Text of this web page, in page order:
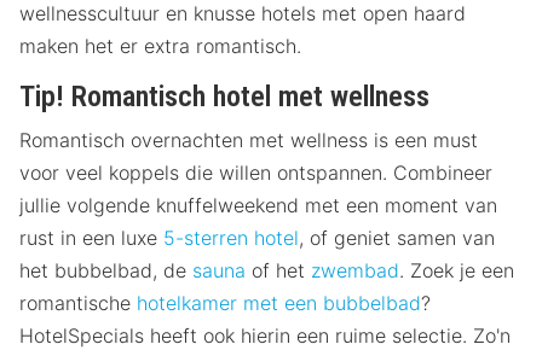
wellnesscultuur en knusse hotels met open haard
maken het er extra romantisch.
Tip! Romantisch hotel met wellness
Romantisch overnachten met wellness is een must
voor veel koppels die willen ontspannen. Combineer
jullie volgende knuffelweekend met een moment van
rust in een luxe 5-sterren hotel, of geniet samen van
het bubbelbad, de sauna of het zwembad. Zoek je een
romantische hotelkamer met een bubbelbad?
HotelSpecials heeft ook hierin een ruime selectie. Zo'n